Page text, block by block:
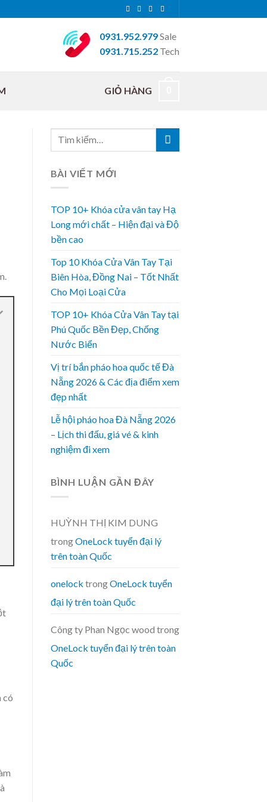
0931.952.979Sale
0931.715.252 Tech
GIỎ HÀNG
có
BÀI VIẾT MỚI
TOP 10+ Khóa cửa vân tay Hạ
Long mới chất – Hiện đại và Độ
bền cao
Top 10 Khóa Cửa Vân Tay Tại
Biên Hòa, Đồng Nai – Tốt Nhất
Cho Mọi Loại Cửa
TOP 10+ Khóa Cửa Vân Tay tại
Phú Quốc Bền Đẹp, Chống
Nước Biển
Vị trí bắn pháo hoa quốc tế Đà
Nẵng 2026 & Các địa điểm xem
đẹp nhất
Lễ hội pháo hoa Đà Nẵng 2026
– Lịch thi đấu, giá vé & kinh
nghiệm đi xem
BÌNH LUẬN GẦN ĐÂY
HUỲNH THỊ KIM DUNG
trongOneLock tuyển đại lý
trên toàn Quốc
onelock trongOneLock tuyển
đại lý trên toàn Quốc
Công ty Phan Ngọc wood trong
OneLock tuyển đại lý trên toàn
Quốc